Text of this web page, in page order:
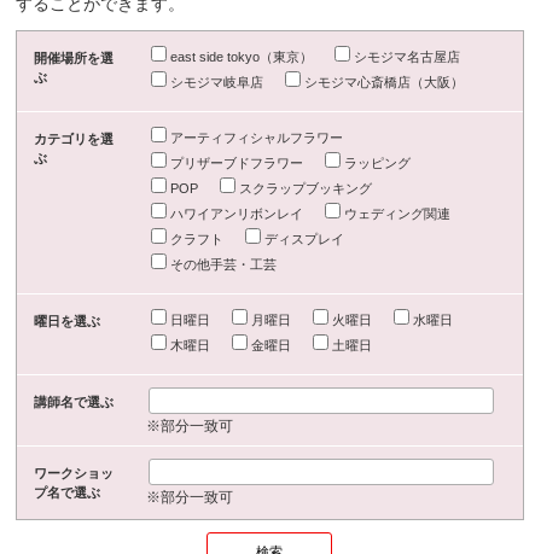
開催場所を選
ぶ
east side tokyo（東京）
シモジマ名古屋店
シモジマ岐阜店
シモジマ心斎橋店（大阪）
カテゴリを選
ぶ
アーティフィシャルフラワー
プリザーブドフラワー
ラッピング
POP
スクラップブッキング
ハワイアンリボンレイ
ウェディング関連
クラフト
ディスプレイ
その他手芸・工芸
曜日を選ぶ 日曜日 月曜日 火曜日
水曜日
木曜日
金曜日 土曜日
講師名で選ぶ
※部分一致可
ワークショッ
プ名で選ぶ
※部分一致可